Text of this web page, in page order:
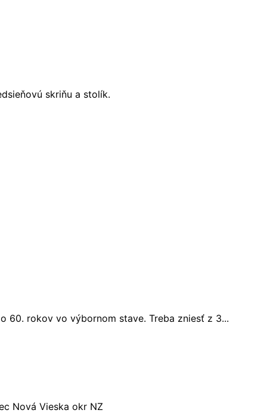
skriňu a stolík.
60. rokov vo výbornom stave. Treba zniesť z 3...
Nová Vieska okr NZ